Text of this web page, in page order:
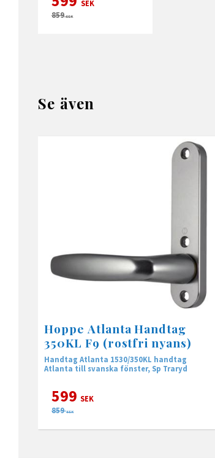
SEK
859SEK
Se även
Hoppe Atlanta Handtag
350KL F9 (rostfri nyans)
Handtag Atlanta 1530/350KL handtag
Atlanta till svanska fönster, Sp Traryd
599 SEK
859 SEK